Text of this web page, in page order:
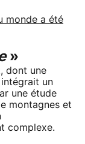
monde a été
»
dont une
un
une étude
montagnes et
complexe.